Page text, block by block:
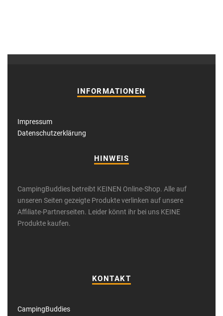
INFORMATIONEN
Impressum
Datenschutzerklärung
HINWEIS
CampingBuddies betreibt KEINEN Online-Shop. Alle auf
unseren Seiten gezeigte Produkte verlinken auf unsere
Affiliate-Partnerseiten. Leider könnt ihr bei uns KEINE
Produkte kaufen.
KONTAKT
CampingBuddies